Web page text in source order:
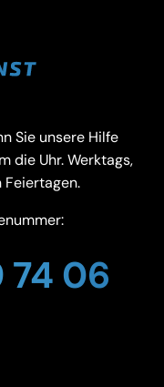
Sie unsere Hilfe
die Uhr. Werktags,
Feiertagen.
74 06